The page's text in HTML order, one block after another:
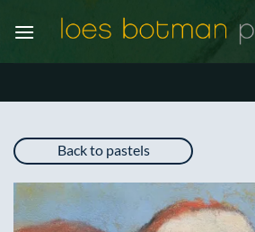
naar
Back to pastels